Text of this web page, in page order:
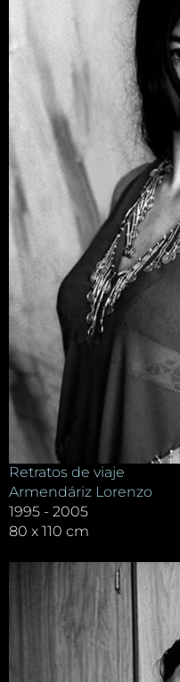
Retratos de viaje
Armendáriz Lorenzo
1995 - 2005
80 x 110 cm